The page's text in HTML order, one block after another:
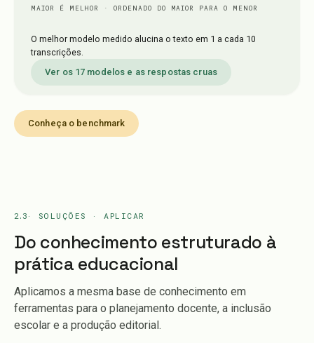
MAIOR É MELHOR · ORDENADO DO MAIOR PARA O MENOR
O melhor modelo medido alucina o texto em 1 a cada 10
transcrições.
Ver os 17 modelos e as respostas cruas
Conheça o benchmark
2.3· SOLUÇÕES · APLICAR
Do conhecimento estruturado à
prática educacional
Aplicamos a mesma base de conhecimento em
ferramentas para o planejamento docente, a inclusão
escolar e a produção editorial.